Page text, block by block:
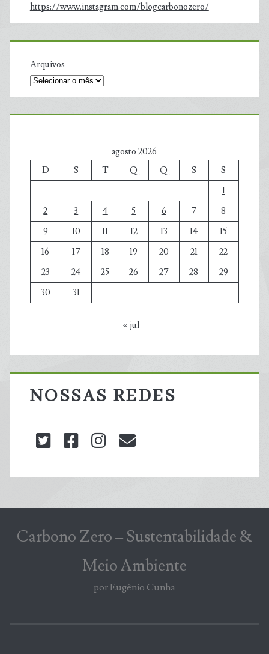
https://www.instagram.com/blogcarbonozero/
Arquivos
agosto 2026
D
S T Q Q S
S
1
2
3 4 5 6 7
8
9
10 11 12 13 14
15
16
17 18 19 20 21
22
23
24 25 26 27 28
29
30
31
« jul
NOSSAS REDES
twitterfacebookinstagram
Carbono Zero – Sustentabilidade &
Meio Ambiente
por Eugênio Cunha